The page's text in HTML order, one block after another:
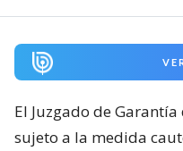
El Juzgado de
sujeto a la medida